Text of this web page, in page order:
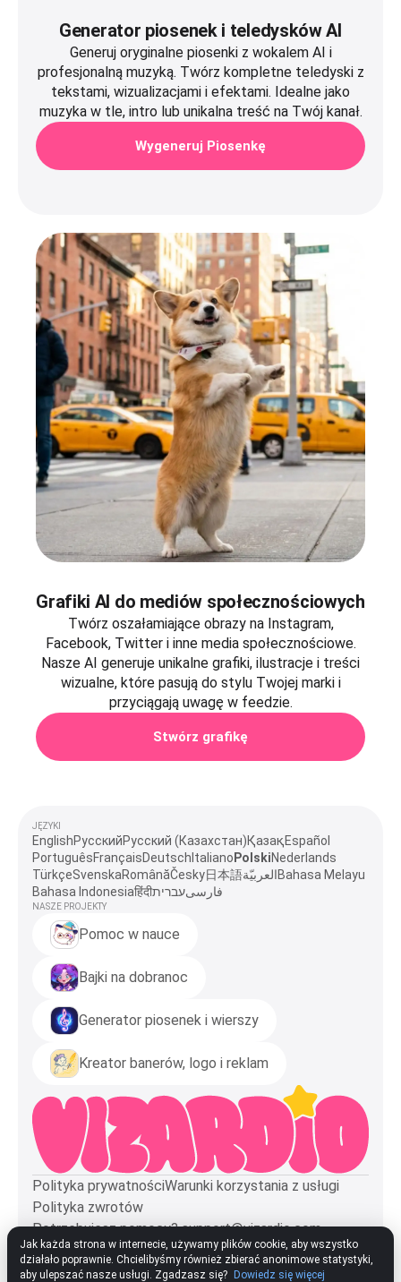
Generator piosenek i teledysków AI
Generuj oryginalne piosenki z wokalem AI i
profesjonalną muzyką. Twórz kompletne teledyski z
tekstami, wizualizacjami i efektami. Idealne jako
muzyka w tle, intro lub unikalna treść na Twój kanał.
Wygeneruj Piosenkę
Grafiki AI do mediów społecznościowych
Twórz oszałamiające obrazy na Instagram,
Facebook, Twitter i inne media społecznościowe.
Nasze AI generuje unikalne grafiki, ilustracje i treści
wizualne, które pasują do stylu Twojej marki i
przyciągają uwagę w feedzie.
Stwórz grafikę
JĘZYKI
EnglishРусскийРусский (Казахстан)Қазақ Español
PortuguêsFrançaisDeutsch Italiano PolskiNederlands
TürkçeSvenskaRomânăČesky日本語العربيّةBahasa Melayu
Bahasa Indonesiaहिंदीעבריתفارسی
NASZE PROJEKTY
Pomoc w nauce
Bajki na dobranoc
Generator piosenek i wierszy
Kreator banerów, logo i reklam
Polityka prywatnościWarunki korzystania z usługi
Polityka zwrotów
Potrzebujesz pomocy?support@vizardio.com
© "3 KROLIKA" LLP. BIN: 251240001464. ADRES: KAZACHSTAN, 010000, ASTANA, UL.
TARASA SZEWCZENKI 4/1, LOK. 17. EMAIL: SUPPORT@VIZARDIO.COM
Jak każda strona w internecie, używamy plików cookie, aby wszystko
działało poprawnie. Chcielibyśmy również zbierać anonimowe statystyki,
aby ulepszać nasze usługi. Zgadzasz się?
Dowiedz się więcej